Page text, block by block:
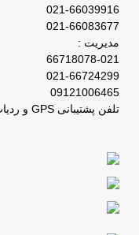
021-66039916
021-66083677
مدیریت :
66718078-021
021-66724299
09121006465
تلفن پشتیبانی GPS و ردیاب : 66029031-021